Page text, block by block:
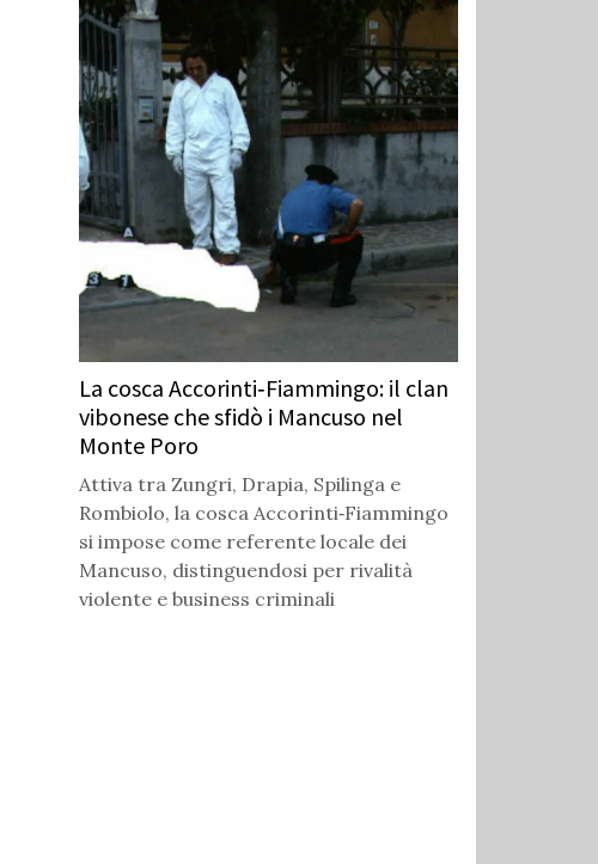
La cosca Accorinti‑Fiammingo: il clan
vibonese che sfidò i Mancuso nel
Monte Poro
Attiva tra Zungri, Drapia, Spilinga e
Rombiolo, la cosca Accorinti‑Fiammingo
si impose come referente locale dei
Mancuso, distinguendosi per rivalità
violente e business criminali